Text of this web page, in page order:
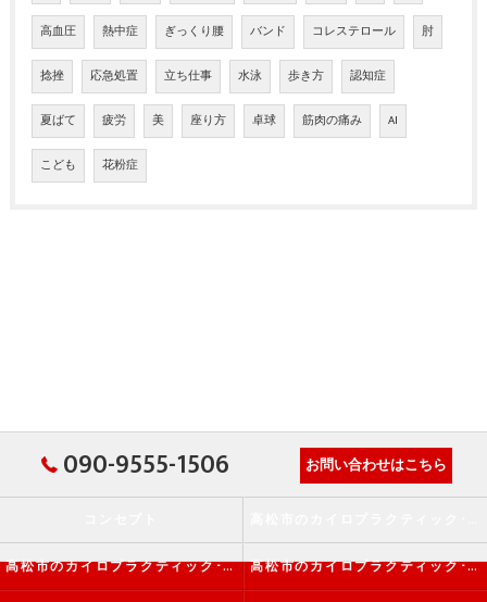
高血圧 熱中症 ぎっくり腰 バンド コレステロール 肘
捻挫 応急処置 立ち仕事 水泳 歩き方 認知症
夏ばて 疲労 美 座り方 卓球 筋肉の痛み AI
こども 花粉症
090-9555-1506 お問い合わせはこちら
高松市のカイロプラクティック･か・から～ず施術院の評判 高松市のカイロプラクティック･か・から～ず施術院のお客様の声